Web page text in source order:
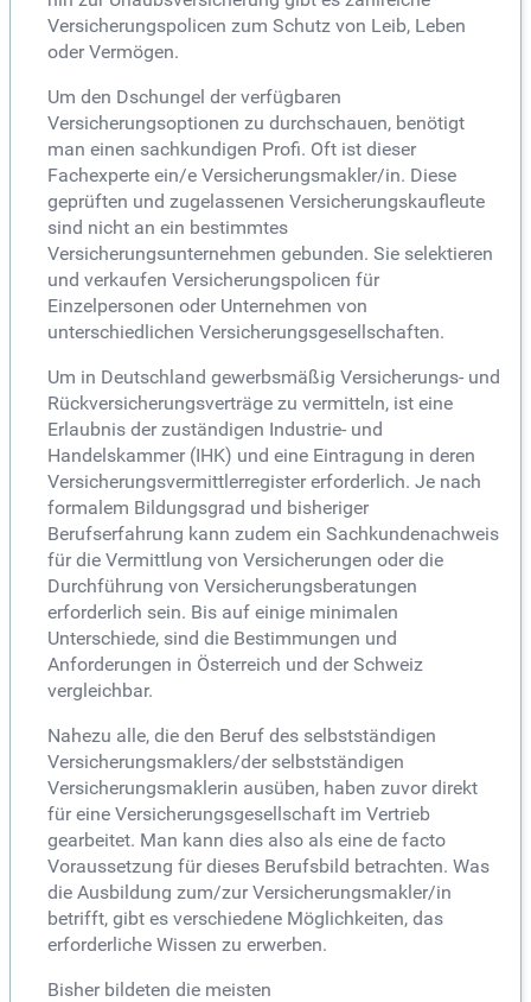
Versicherungspolicen zum Schutz von Leib, Leben
oder Vermögen.
Um den Dschungel der verfügbaren
Versicherungsoptionen zu durchschauen, benötigt
man einen sachkundigen Profi. Oft ist dieser
Fachexperte ein/e Versicherungsmakler/in. Diese
geprüften und zugelassenen Versicherungskaufleute
sind nicht an ein bestimmtes
Versicherungsunternehmen gebunden. Sie selektieren
und verkaufen Versicherungspolicen für
Einzelpersonen oder Unternehmen von
unterschiedlichen Versicherungsgesellschaften.
Um in Deutschland gewerbsmäßig Versicherungs- und
Rückversicherungsverträge zu vermitteln, ist eine
Erlaubnis der zuständigen Industrie- und
Handelskammer (IHK) und eine Eintragung in deren
Versicherungsvermittlerregister erforderlich. Je nach
formalem Bildungsgrad und bisheriger
Berufserfahrung kann zudem ein Sachkundenachweis
für die Vermittlung von Versicherungen oder die
Durchführung von Versicherungsberatungen
erforderlich sein. Bis auf einige minimalen
Unterschiede, sind die Bestimmungen und
Anforderungen in Österreich und der Schweiz
vergleichbar.
Nahezu alle, die den Beruf des selbstständigen
Versicherungsmaklers/der selbstständigen
Versicherungsmaklerin ausüben, haben zuvor direkt
für eine Versicherungsgesellschaft im Vertrieb
gearbeitet. Man kann dies also als eine de facto
Voraussetzung für dieses Berufsbild betrachten. Was
die Ausbildung zum/zur Versicherungsmakler/in
betrifft, gibt es verschiedene Möglichkeiten, das
erforderliche Wissen zu erwerben.
Bisher bildeten die meisten